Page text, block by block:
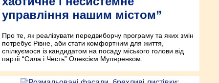
управління нашим містом”
Про те, як реалізувати передвиборчу програму та яких змін
потребує Рівне, аби стати комфортним для життя,
спілкуємося із кандидатом на посаду міського голови від
партії “Сила і Честь” Олексієм Муляренком.